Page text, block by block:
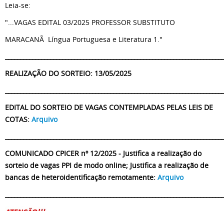
Leia-se:
"...VAGAS EDITAL 03/2025 PROFESSOR SUBSTITUTO
MARACANÃ Língua Portuguesa e Literatura 1."
REALIZAÇÃO DO SORTEIO: 13/05/2025
EDITAL DO SORTEIO DE VAGAS CONTEMPLADAS PELAS LEIS DE
COTAS: Arquivo
COMUNICADO CPICER nº 12/2025 - Justifica a realização do
sorteio de vagas PPI de modo online; Justifica a realização de
bancas de heteroidentificação remotamente: Arquivo